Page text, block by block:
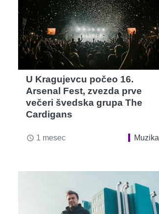
U Kragujevcu počeo 16.
Arsenal Fest, zvezda prve
večeri švedska grupa The
Cardigans
access_time 1 mesec Muzika